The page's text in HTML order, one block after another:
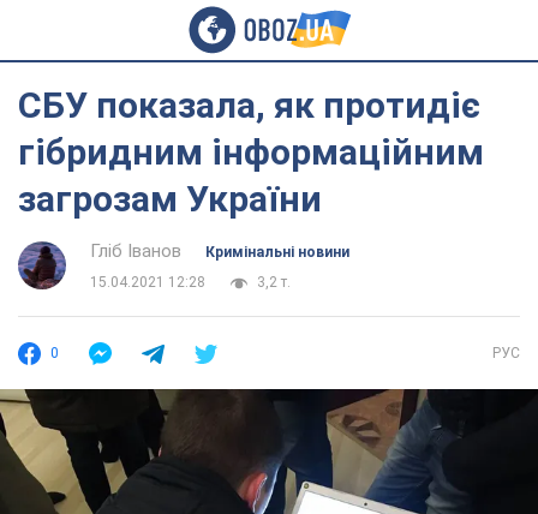
СБУ показала, як протидіє
гібридним інформаційним
загрозам України
Гліб Іванов
Кримінальні новини
15.04.2021 12:28
3,2 т.
0 РУС